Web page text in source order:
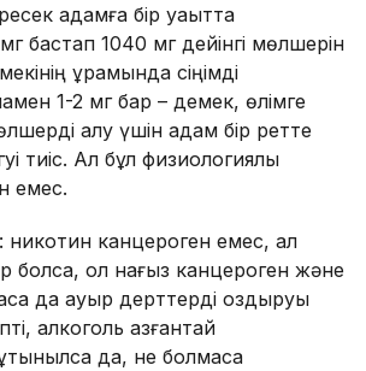
адамға бір уақытта
бастап 1040 мг дейінгі мөлшерін
құрамында сіңімді
1-2 мг бар – демек, өлімге
алу үшін адам бір ретте
тиіс. Ал бұл физиологиялық
емес.
канцероген емес, ал
болсақ, ол нағыз канцероген және
да ауыр дерттерді қоздыруы
алкоголь азғантай
да, не болмаса